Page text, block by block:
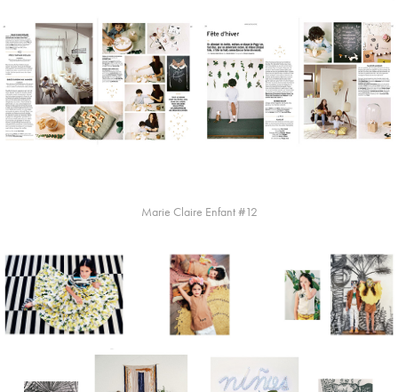
Marie Claire Enfant #12